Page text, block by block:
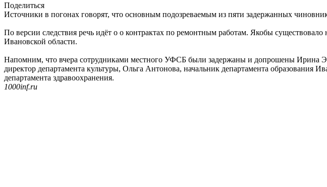
Поделиться
Источники в погонах говорят, что основным подозреваемым из пяти задержанных
По версии следствия речь идёт о о контрактах по ремонтным работам. Якобы
Ивановской области.
Напомним, что вчера сотрудниками местного УФСБ были задержаны и допрошены Ирина
директор департамента культуры, Ольга Антонова, начальник департамента образования
департамента здравоохранения.
1000inf.ru